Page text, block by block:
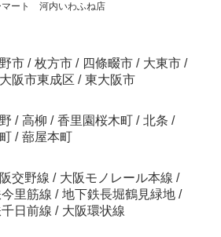
マート 河内いわふね店
市 / 枚方市 / 四條畷市 / 大東市 /
大阪市東成区 / 東大阪市
/ 高柳 / 香里園桜木町 / 北条 /
/ 蔀屋本町
交野線 / 大阪モノレール本線 /
里筋線 / 地下鉄長堀鶴見緑地 /
日前線 / 大阪環状線